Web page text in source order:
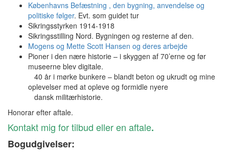
Københavns Befæstning , den bygning, anvendelse og
politiske følger. Evt. som guidet tur
Sikringsstyrken 1914-1918
Sikringsstilling Nord. Bygningen og resterne af den.
Mogens og Mette Scott Hansen og deres arbejde
Pioner i den nære historie – i skyggen af 70’erne og før
museerne blev digitale.
40 år i mørke bunkere – blandt beton og ukrudt og mine
oplevelser med at opleve og formidle nyere
dansk militærhistorie.
Honorar efter aftale.
Kontakt mig for tilbud eller en aftale.
Bogudgivelser: